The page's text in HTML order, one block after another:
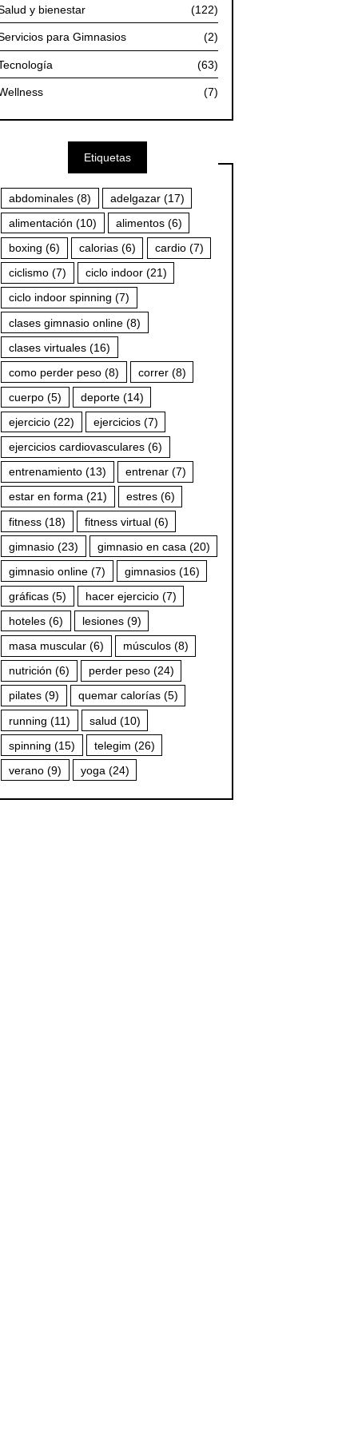
y bienestar (122)
para Gimnasios (2)
(63)
(7)
Etiquetas
abdominales(8) adelgazar(17)
alimentación (10) alimentos(6)
boxing (6) calorias(6) cardio(7)
ciclismo(7) ciclo indoor(21)
ciclo indoor spinning (7)
clases gimnasio online(8)
clases virtuales(16)
como perder peso(8) correr(8)
cuerpo(5) deporte(14)
ejercicio(22) ejercicios(7)
ejercicios cardiovasculares(6)
entrenamiento(13) entrenar(7)
estar en forma(21) estres(6)
fitness(18) fitness virtual(6)
gimnasio(23) gimnasio en casa (20)
gimnasio online(7) gimnasios(16)
gráficas(5) hacer ejercicio(7)
hoteles(6) lesiones(9)
masa muscular(6) músculos(8)
nutrición (6) perder peso(24)
pilates(9) quemar calorías(5)
running (11) salud (10)
spinning (15) telegim (26)
verano(9) yoga (24)